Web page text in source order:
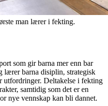
man lærer i fekting.
som gir barna mer enn bar
lærer barna disiplin, strategisk
utfordringer. Deltakelse i fekting
samtidig som det er en
nye vennskap kan bli dannet.